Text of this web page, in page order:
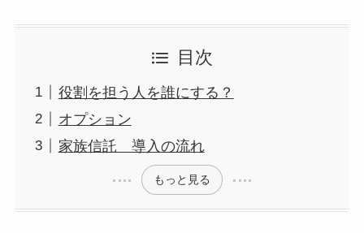
目次
役割を担う人を誰にする？
オプション
家族信託 導入の流れ
もっと見る